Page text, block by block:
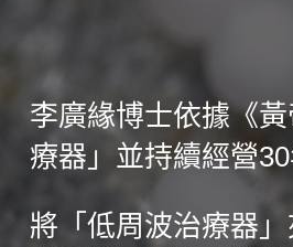
李廣緣博士依據《
療器」並持續經營30
將「低周波治療器